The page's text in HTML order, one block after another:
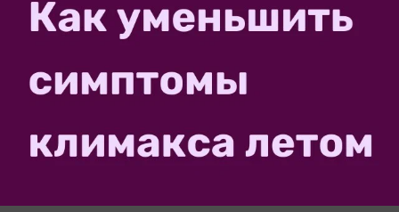
Asmera2004 20 июля 2020, 16:07 в личный журнал
Выходные июля
Если нас зовут в гости, мы едем. Не знаю, как вы, но я
более, что хозяева очень радушные люди. Давно
мечтала погулять по монастырям Можайска. И тут,